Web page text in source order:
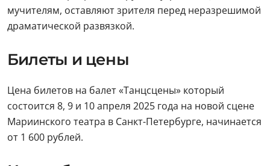
Кульминация наступает, когда Арап на глазах у
праздничной толпы за пределами балагана
Появление будочника и объяснения Фокусника, что
успокоения – пронзительный крик с крыши и
появление призрака Петрушки, угрожающего
мучителям, оставляют зрителя перед неразрешимой
драматической развязкой.